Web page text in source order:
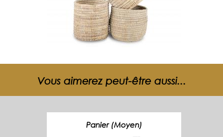
Vous aimerez peut-être aussi...
Panier (Moyen)